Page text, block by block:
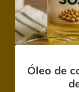
Óleo de